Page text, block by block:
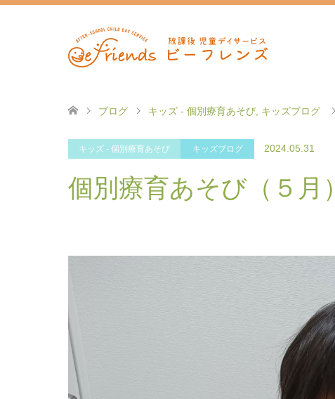
ブログ キッズ - 個別療育あそび キッズブログ
キッズ - 個別療育あそび キッズブログ 2024.05.31
個別療育あそび（５月）